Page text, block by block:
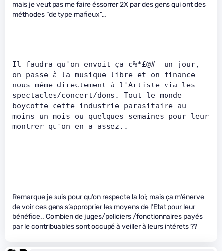
mais je veut pas me faire éssorrer 2X par des gens qui ont des
méthodes “de type mafieux”…
Il faudra qu'on envoit ça c%*£@#  un jour,
on passe à la musique libre et on finance
nous même directement à l'Artiste via les
spectacles/concert/dons. Tout le monde
boycotte cette industrie parasitaire au
moins un mois ou quelques semaines pour leur
montrer qu'on en a assez..
Remarque je suis pour qu’on respecte la loi; mais ça m’énerve
de voir ces gens s’approprier les moyens de l’Etat pour leur
bénéfice.. Combien de juges/policiers /fonctionnaires payés
par le contribuables sont occupé à veiller à leurs intérets ??